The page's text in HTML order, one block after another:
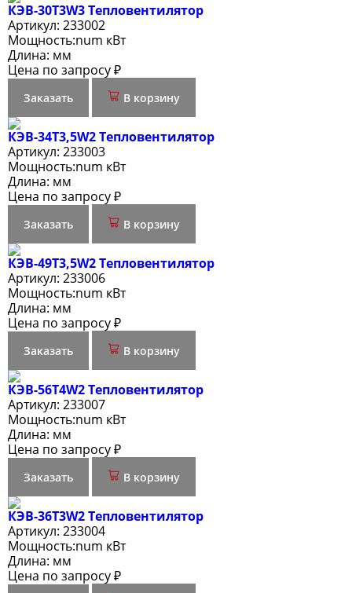
КЭВ-30Т3W3 Тепловентилятор
Артикул: 233002
Мощность:num кВт
Длина: мм
Цена по запросу ₽
Заказать В корзину
КЭВ-34Т3,5W2 Тепловентилятор
Артикул: 233003
Мощность:num кВт
Длина: мм
Цена по запросу ₽
Заказать В корзину
КЭВ-49Т3,5W2 Тепловентилятор
Артикул: 233006
Мощность:num кВт
Длина: мм
Цена по запросу ₽
Заказать В корзину
КЭВ-56Т4W2 Тепловентилятор
Артикул: 233007
Мощность:num кВт
Длина: мм
Цена по запросу ₽
Заказать В корзину
КЭВ-36Т3W2 Тепловентилятор
Артикул: 233004
Мощность:num кВт
Длина: мм
Цена по запросу ₽